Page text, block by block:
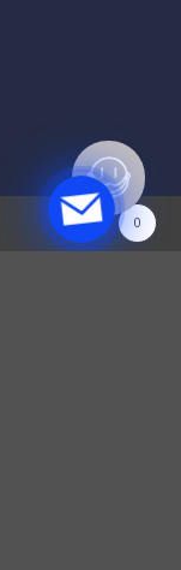
0